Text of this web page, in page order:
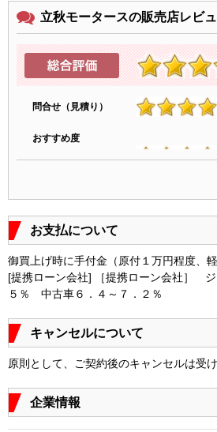
立秋モータースの販売店レビ
問合せ（見積り）
おすすめ度
お支払について
御買上げ時に手付金（原付１万円程度、
[提携ローン会社] ［提携ローン会社］
５％ 中古車６．４～７．２％
キャンセルについて
原則として、ご契約後のキャンセルは受
企業情報